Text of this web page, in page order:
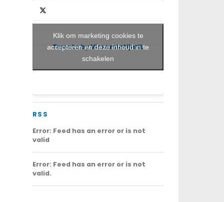
Tweets by VisserslatijnNL
Klik om marketing cookies te
accepteren en deze inhoud in te
schakelen
RSS
Error: Feed has an error or is not
valid
Error: Feed has an error or is not
valid.